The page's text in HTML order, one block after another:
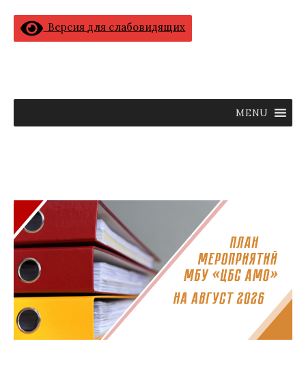
Версия для слабовидящих
MENU